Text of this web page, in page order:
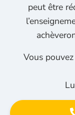
peut être
Vous